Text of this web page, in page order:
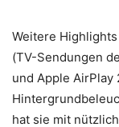
Weitere
(TV-Sendungen
und Apple AirPlay
hat sie mit